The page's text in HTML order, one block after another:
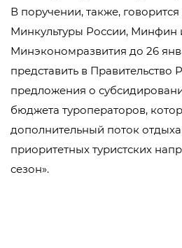
В поручении, также, говорится
Минкультуры России, Минфин
Минэкономразвития до 26
представить в Правительство
предложения о
бюджета туроператоров,
дополнительный поток
приоритетных туристских
сезон».